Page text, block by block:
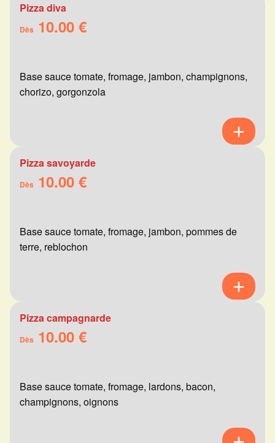
Pizza diva
Dès 10.00 €
Base sauce tomate, fromage, jambon, champignons,
chorizo, gorgonzola
Pizza savoyarde
Dès 10.00 €
Base sauce tomate, fromage, jambon, pommes de
terre, reblochon
Pizza campagnarde
Dès 10.00 €
Base sauce tomate, fromage, lardons, bacon,
champignons, oignons